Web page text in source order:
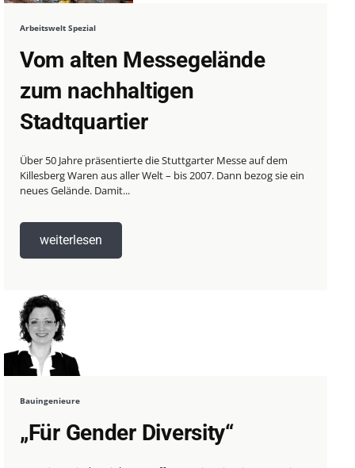
Arbeitswelt Spezial
Vom alten Messegelände
zum nachhaltigen
Stadtquartier
Über 50 Jahre präsentierte die Stuttgarter Messe auf dem
Killesberg Waren aus aller Welt – bis 2007. Dann bezog sie ein
neues Gelände. Damit...
weiterlesen
Bauingenieure
„Für Gender Diversity“